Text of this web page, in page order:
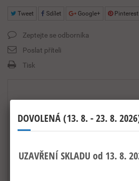
Tweet Sdílet Google+ Pinterest
Zeptejte se odborníka
Poslat příteli
Tisk